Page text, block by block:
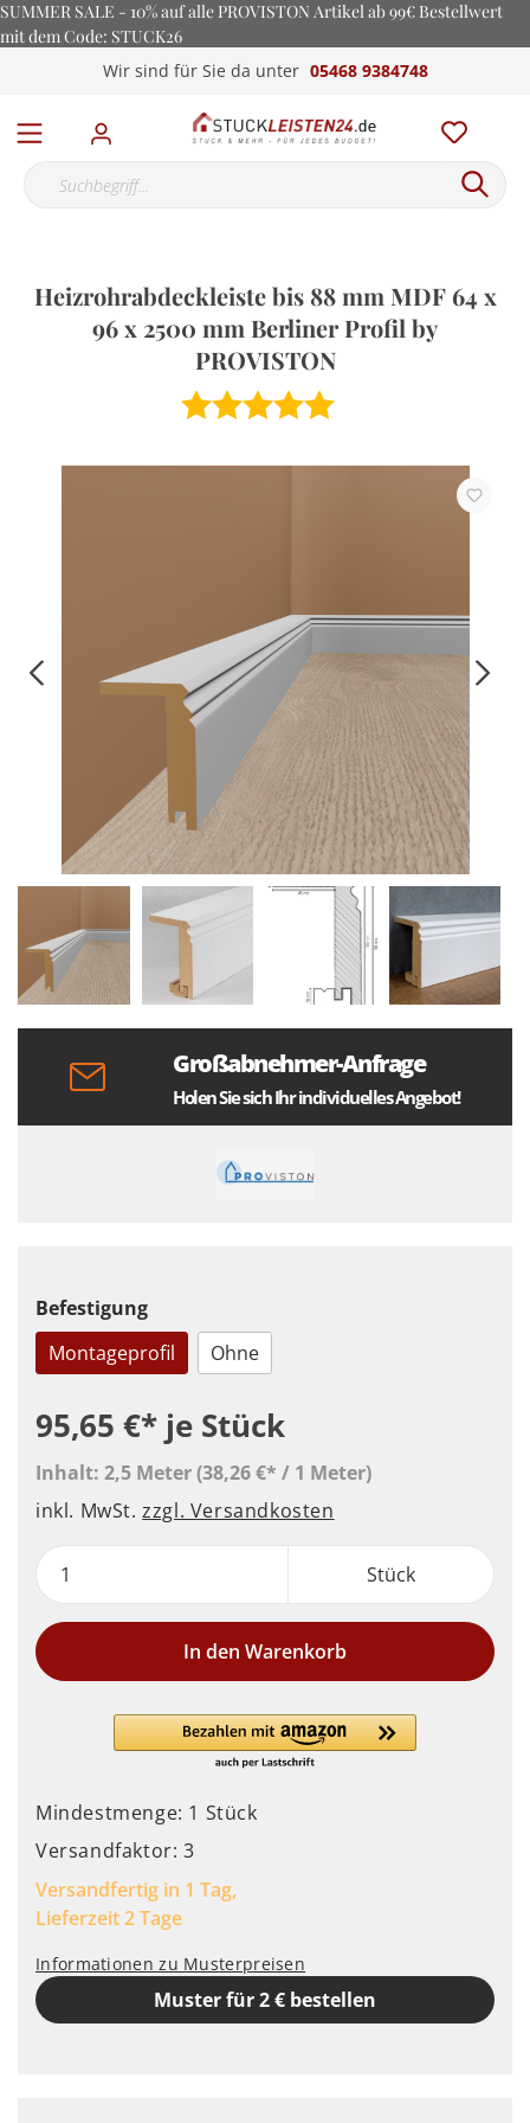
SUMMER SALE - 10% auf alle PROVISTON Artikel ab 99€ Bestellwert
mit dem Code: STUCK26
Wir sind für Sie da unter 05468 9384748
Heizrohrabdeckleiste bis 88 mm MDF 64 x
96 x 2500 mm Berliner Profil by
PROVISTON
Großabnehmer-Anfrage
Holen Sie sich Ihr individuelles Angebot!
Befestigung
Montageprofil
Ohne
95,65 €* je Stück
Inhalt: 2,5 Meter(38,26 €* / 1 Meter)
inkl. MwSt.zzgl. Versandkosten
Stück
In den Warenkorb
Mindestmenge: 1 Stück
Versandfaktor: 3
Versandfertig in 1 Tag,
Lieferzeit 2 Tage
Informationen zu Musterpreisen
Muster für 2 € bestellen